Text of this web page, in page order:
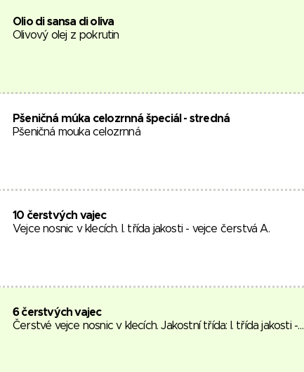
Olio di sansa di oliva
Olivový olej z pokrutin
Pšeničná múka celozrnná špeciál - stredná
Pšeničná mouka celozrnná
10 čerstvých vajec
Vejce nosnic v klecích. I. třída jakosti - vejce čerstvá A.
6 čerstvých vajec
Čerstvé vejce nosnic v klecích. Jakostní třída: I. třída jakosti -…